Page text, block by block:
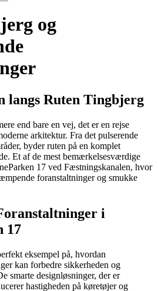
og
langs Ruten Tingbjerg
end bare en vej, det er en rejse
arkitektur. Fra det pulserende
byder ruten på en komplet
Et af de mest bemærkelsesværdige
17 ved Fæstningskanalen, hvor
foranstaltninger og smukke
i
17
eksempel på, hvordan
kan forbedre sikkerheden og
smarte designløsninger, der er
hastigheden på køretøjer og